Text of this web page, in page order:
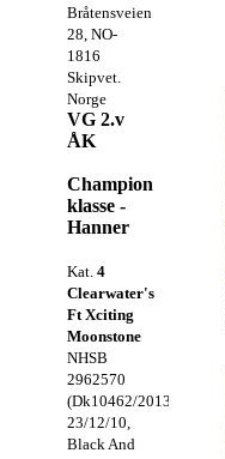
Bråtensveien
28, NO-
1816
Skipvet.
Norge
VG 2.v
ÅK
Champion
klasse -
Hanner
Kat. 4
Clearwater's
Ft Xciting
Moonstone
NHSB
2962570
(Dk10462/2013),
23/12/10,
Black And